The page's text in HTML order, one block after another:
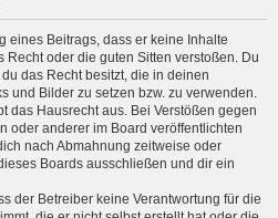
eines Beitrags, dass er keine Inhalte
Recht oder die guten Sitten verstoßen. Du
das Recht besitzt, die in deinen
und Bilder zu setzen bzw. zu verwenden.
das Hausrecht aus. Bei Verstößen gegen
oder anderer im Board veröffentlichten
nach Abmahnung zeitweise oder
Boards ausschließen und dir ein
der Betreiber keine Verantwortung für die